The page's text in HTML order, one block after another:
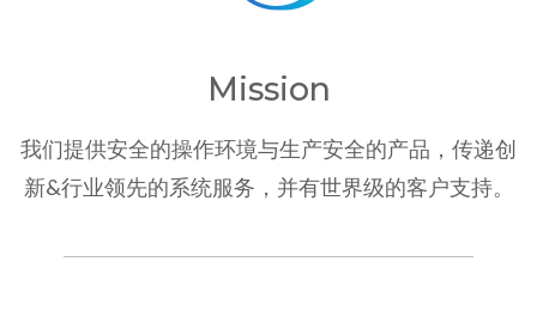
Mission
我们提供安全的操作环境与生产安全的产品，传递创
新&行业领先的系统服务，并有世界级的客户支持。